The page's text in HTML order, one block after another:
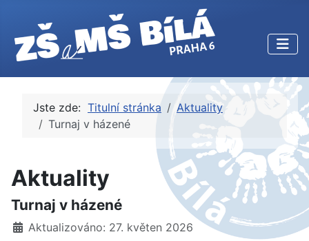
Jste zde: Titulní stránka
Aktuality
Turnaj v házené
Aktuality
Turnaj v házené
Základní údaje
Aktualizováno: 27. květen 2026